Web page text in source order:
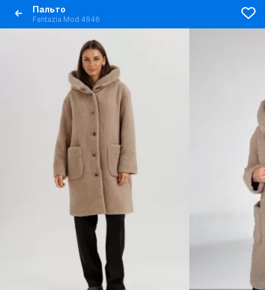
Пальто
Fantazia Mod 4946